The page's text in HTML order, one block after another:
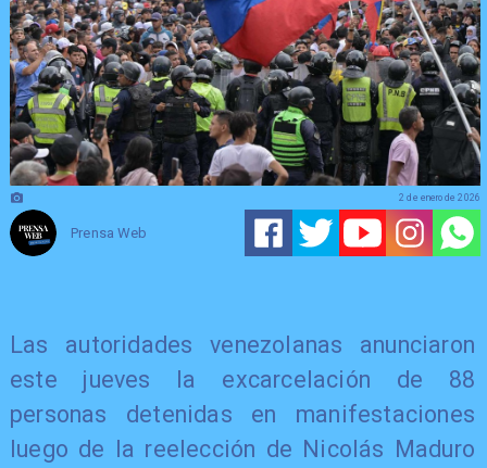
Prensa Web
2 de enero de 2026
Las autoridades venezolanas anunciaron
este jueves la excarcelación de 88
personas detenidas en manifestaciones
luego de la reelección de Nicolás Maduro